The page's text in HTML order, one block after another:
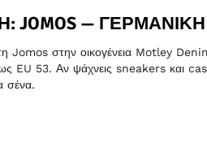
JOMOS —
Jomos στην οικογένεια Motley
EU 53. Αν ψάχνεις sneakers και
σένα.